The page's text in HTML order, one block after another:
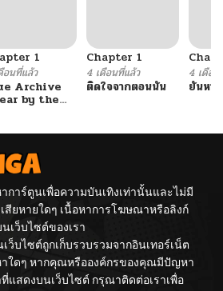
1
อนที่แล้ว
Archive
by the
Chapter 1
4 เดือนที่แล้ว
ติดใจจากตอนนั้น
4 เดือน
ยันหว่า
การ์ตูนเพื่อความบันเทิงเท่านั้นและไม่มี
ยหายใดๆ เนื้อหาการโฆษณาหรือลิงก์
เว็บไซต์ของเรา
บไซต์ถูกเก็บรวบรวมจากอินเทอร์เน็ต
าใดๆ หากคุณหรือองค์กรของคุณมีปัญหา
แสดงบนเว็บไซต์ กรุณาติดต่อเราเพื่อ